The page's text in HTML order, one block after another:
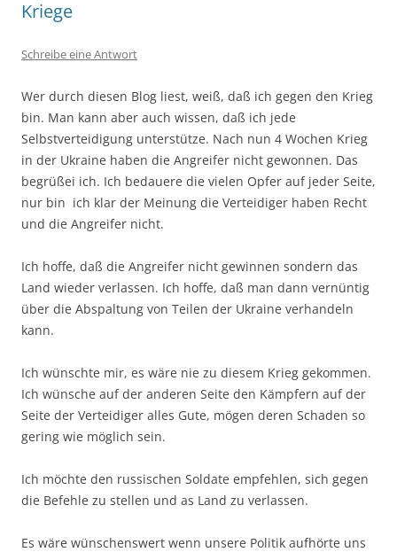
Kriege
Schreibe eine Antwort
Wer durch diesen Blog liest, weiß, daß ich gegen den Krieg
bin. Man kann aber auch wissen, daß ich jede
Selbstverteidigung unterstütze. Nach nun 4 Wochen Krieg
in der Ukraine haben die Angreifer nicht gewonnen. Das
begrüßei ich. Ich bedauere die vielen Opfer auf jeder Seite,
nur bin ich klar der Meinung die Verteidiger haben Recht
und die Angreifer nicht.
Ich hoffe, daß die Angreifer nicht gewinnen sondern das
Land wieder verlassen. Ich hoffe, daß man dann vernüntig
über die Abspaltung von Teilen der Ukraine verhandeln
kann.
Ich wünschte mir, es wäre nie zu diesem Krieg gekommen.
Ich wünsche auf der anderen Seite den Kämpfern auf der
Seite der Verteidiger alles Gute, mögen deren Schaden so
gering wie möglich sein.
Ich möchte den russischen Soldate empfehlen, sich gegen
die Befehle zu stellen und as Land zu verlassen.
Es wäre wünschenswert wenn unsere Politik aufhörte uns